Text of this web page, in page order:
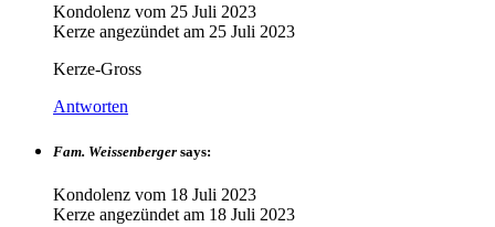
Kondolenz vom 25 Juli 2023
Kerze angezündet am 25 Juli 2023
Kerze-Gross
Antworten
Fam. Weissenberger says:
Kondolenz vom 18 Juli 2023
Kerze angezündet am 18 Juli 2023